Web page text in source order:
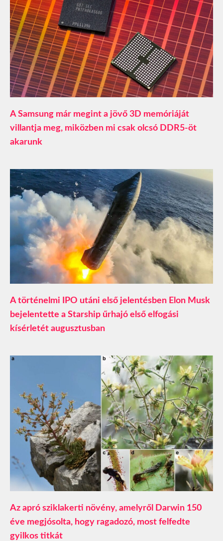
A Samsung már megint a jövő 3D memóriáját
villantja meg, miközben mi csak olcsó DDR5-öt
akarunk
A történelmi IPO utáni első jelentésben Elon Musk
bejelentette a Starship űrhajó első elfogási
kísérletét augusztusban
Az apró sziklakerti növény, amelyről Darwin 150
éve megjósolta, hogy ragadozó, most felfedte
gyilkos titkát